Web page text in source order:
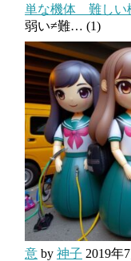
単な機体 難しい
弱い≠難… (1)
意 by 神子 2019年